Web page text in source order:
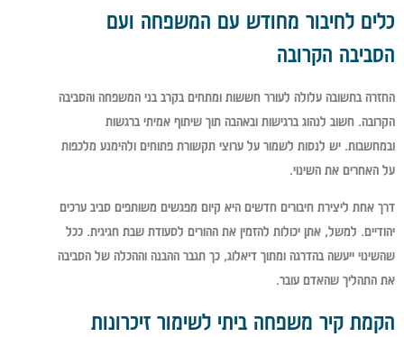
כלים לחיבור מחודש עם המשפחה ועם
הסביבה הקרובה
החזרה בתשובה עלולה לעורר חששות ומתחים בקרב בני המשפחה והסביבה
הקרובה. חשוב לנהוג ברגישות ובאהבה תוך שיתוף אמיתי ברגשות
ובמחשבות. יש לנסות לשמור על ערוצי תקשורת פתוחים ולהימנע מלכפות
על האחרים את השינוי.
דרך אחת ליצירת חיבורים חדשים היא קיום מפגשים משותפים סביב ערכים
יהודיים. למשל, אתן יכולות להזמין את ההורים לסעודת שבת חגיגית. ככל
שהשינוי ייעשה בהדרגה ומתוך דיאלוג, כך תגבר ההבנה וההכלה של הסביבה
את התהליך שהאדם עובר.
הקמת קיר משפחה ביתי לשימור זיכרונות